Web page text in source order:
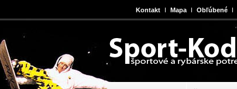
Kontakt Mapa Obľúbené